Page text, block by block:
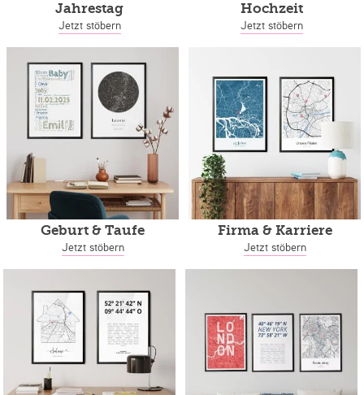
Jahrestag
Jetzt stöbern
Hochzeit
Jetzt stöbern
Geburt & Taufe
Jetzt stöbern
Firma & Karriere
Jetzt stöbern